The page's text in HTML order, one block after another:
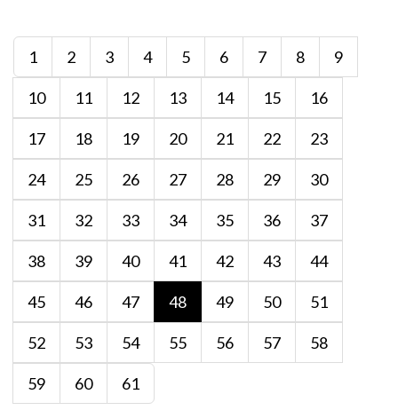
1 2 3 4 5 6 7 8 9
10 11 12 13 14 15 16
17 18 19 20 21 22 23
24 25 26 27 28 29 30
31 32 33 34 35 36 37
38 39 40 41 42 43 44
45 46 47 48 49 50 51
52 53 54 55 56 57 58
59 60 61